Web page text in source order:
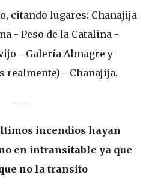
citando lugares: Chanajija
- Peso de la Catalina -
- Galería Almagre y
realmente) - Chanajija.
---
incendios hayan
en intransitable ya que
no la transito